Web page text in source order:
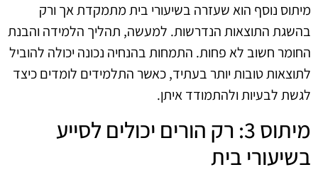
מיתוס נוסף הוא שעזרה בשיעורי בית מתמקדת אך ורק
בהשגת התוצאות הנדרשות. למעשה, תהליך הלמידה והבנת
החומר חשוב לא פחות. התמחות בהנחיה נכונה יכולה להוביל
לתוצאות טובות יותר בעתיד, כאשר התלמידים לומדים כיצד
לגשת לבעיות ולהתמודד איתן.
מיתוס 3: רק הורים יכולים לסייע
בשיעורי בית